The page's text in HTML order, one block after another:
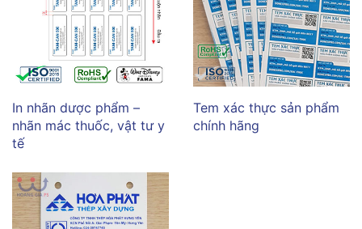
In nhãn dược phẩm –
nhãn mác thuốc, vật tư y
tế
Tem xác thực sản phẩm
chính hãng